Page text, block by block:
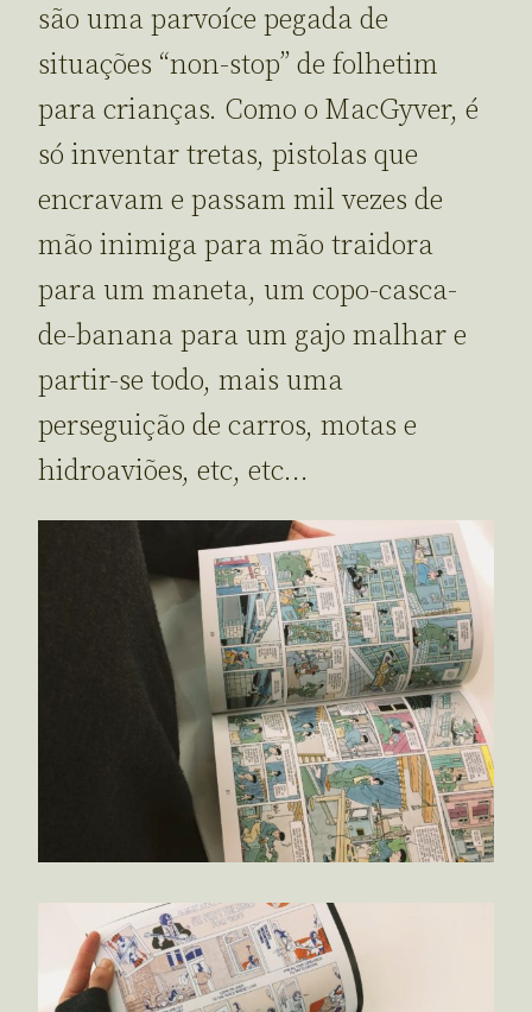
são uma parvoíce pegada de
situações “non-stop” de folhetim
para crianças. Como o MacGyver, é
só inventar tretas, pistolas que
encravam e passam mil vezes de
mão inimiga para mão traidora
para um maneta, um copo-casca-
de-banana para um gajo malhar e
partir-se todo, mais uma
perseguição de carros, motas e
hidroaviões, etc, etc…